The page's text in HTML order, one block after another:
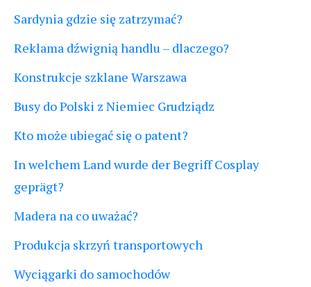
Sardynia gdzie się zatrzymać?
Reklama dźwignią handlu – dlaczego?
Konstrukcje szklane Warszawa
Busy do Polski z Niemiec Grudziądz
Kto może ubiegać się o patent?
In welchem Land wurde der Begriff Cosplay
geprägt?
Madera na co uważać?
Produkcja skrzyń transportowych
Wyciągarki do samochodów